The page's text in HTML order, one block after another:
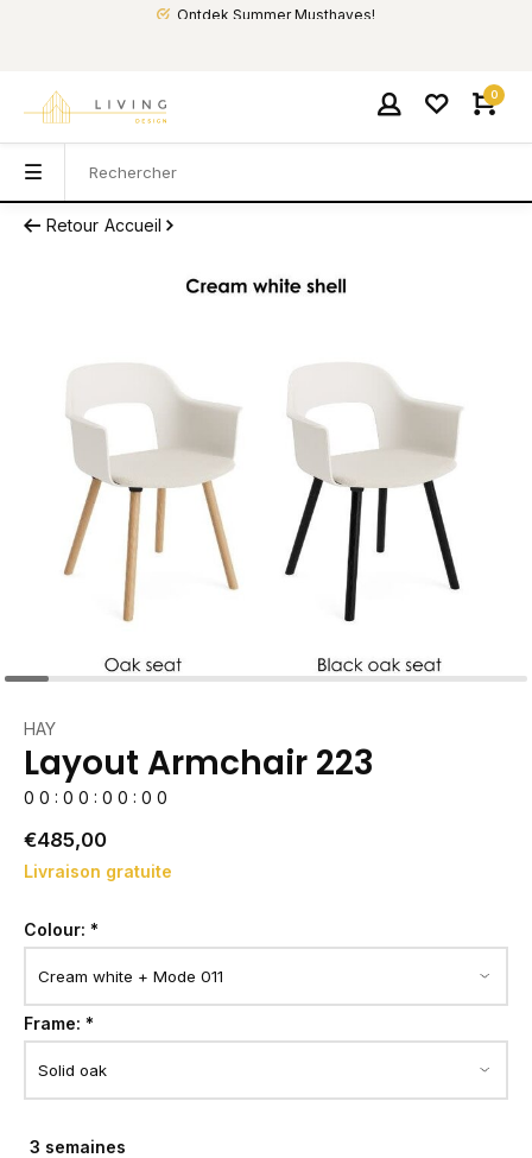
Ontdek Summer Musthaves!
0
Retour Accueil
HAY
Layout Armchair 223
0 0 : 0 0 : 0 0 : 0 0
€485,00
Livraison gratuite
Colour: *
Frame: *
3 semaines